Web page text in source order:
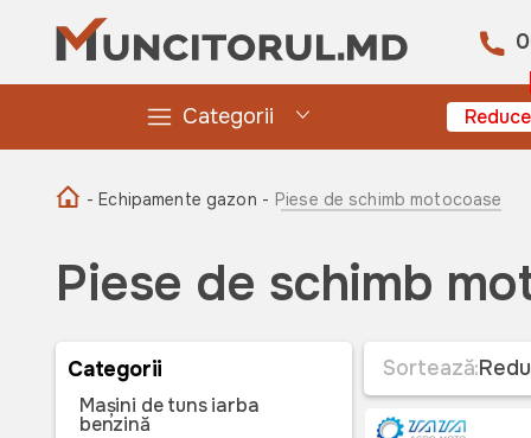
Categorii
- Echipamente gazon - Piese de schimb motocoase
Piese de schimb
Categorii
Mașini de tuns iarba
benzină
Sortează: